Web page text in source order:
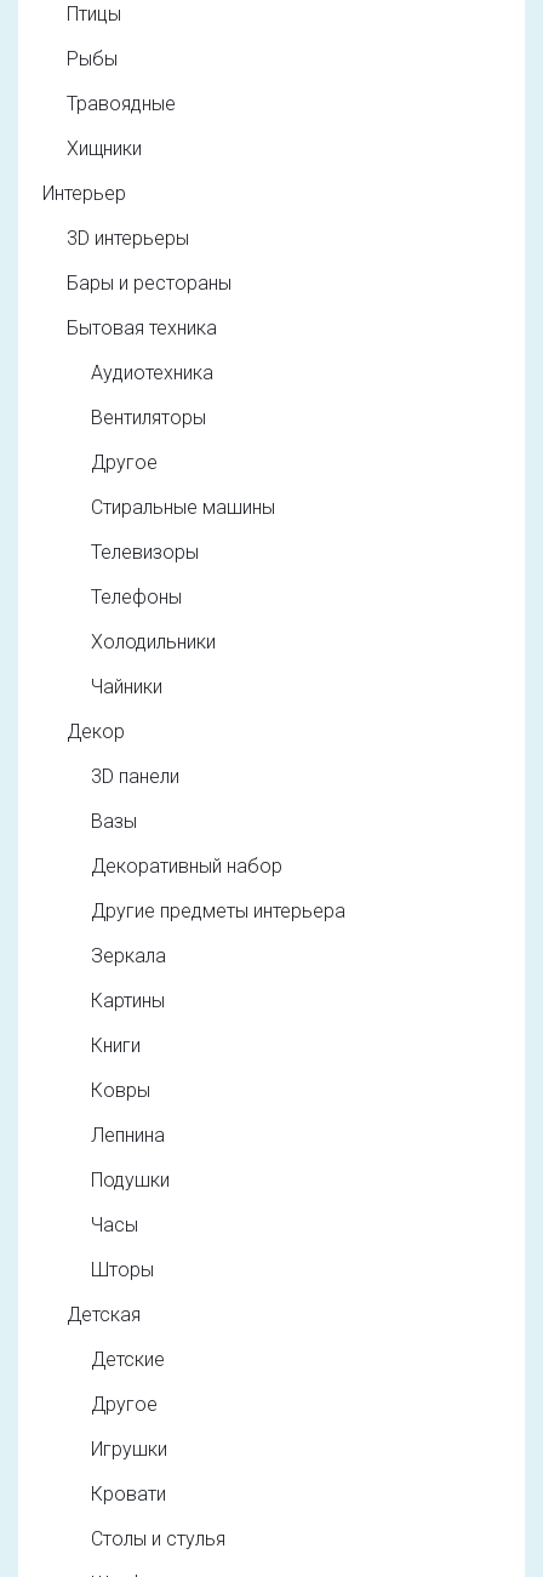
Птицы
Рыбы
Травоядные
Хищники
Интерьер
3D интерьеры
Бары и рестораны
Бытовая техника
Аудиотехника
Вентиляторы
Другое
Стиральные машины
Телевизоры
Телефоны
Холодильники
Чайники
Декор
3D панели
Вазы
Декоративный набор
Другие предметы интерьера
Зеркала
Картины
Книги
Ковры
Лепнина
Подушки
Часы
Шторы
Детская
Детские
Другое
Игрушки
Кровати
Столы и стулья